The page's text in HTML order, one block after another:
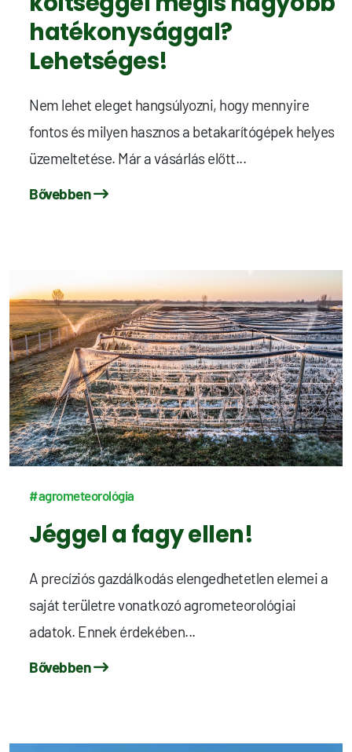
hatékonysággal?
Lehetséges!
Nem lehet eleget hangsúlyozni, hogy mennyire
fontos és milyen hasznos a betakarítógépek helyes
üzemeltetése. Már a vásárlás előtt...
Bővebben
#agrometeorológia
Jéggel a fagy ellen!
A precíziós gazdálkodás elengedhetetlen elemei a
saját területre vonatkozó agrometeorológiai
adatok. Ennek érdekében...
Bővebben